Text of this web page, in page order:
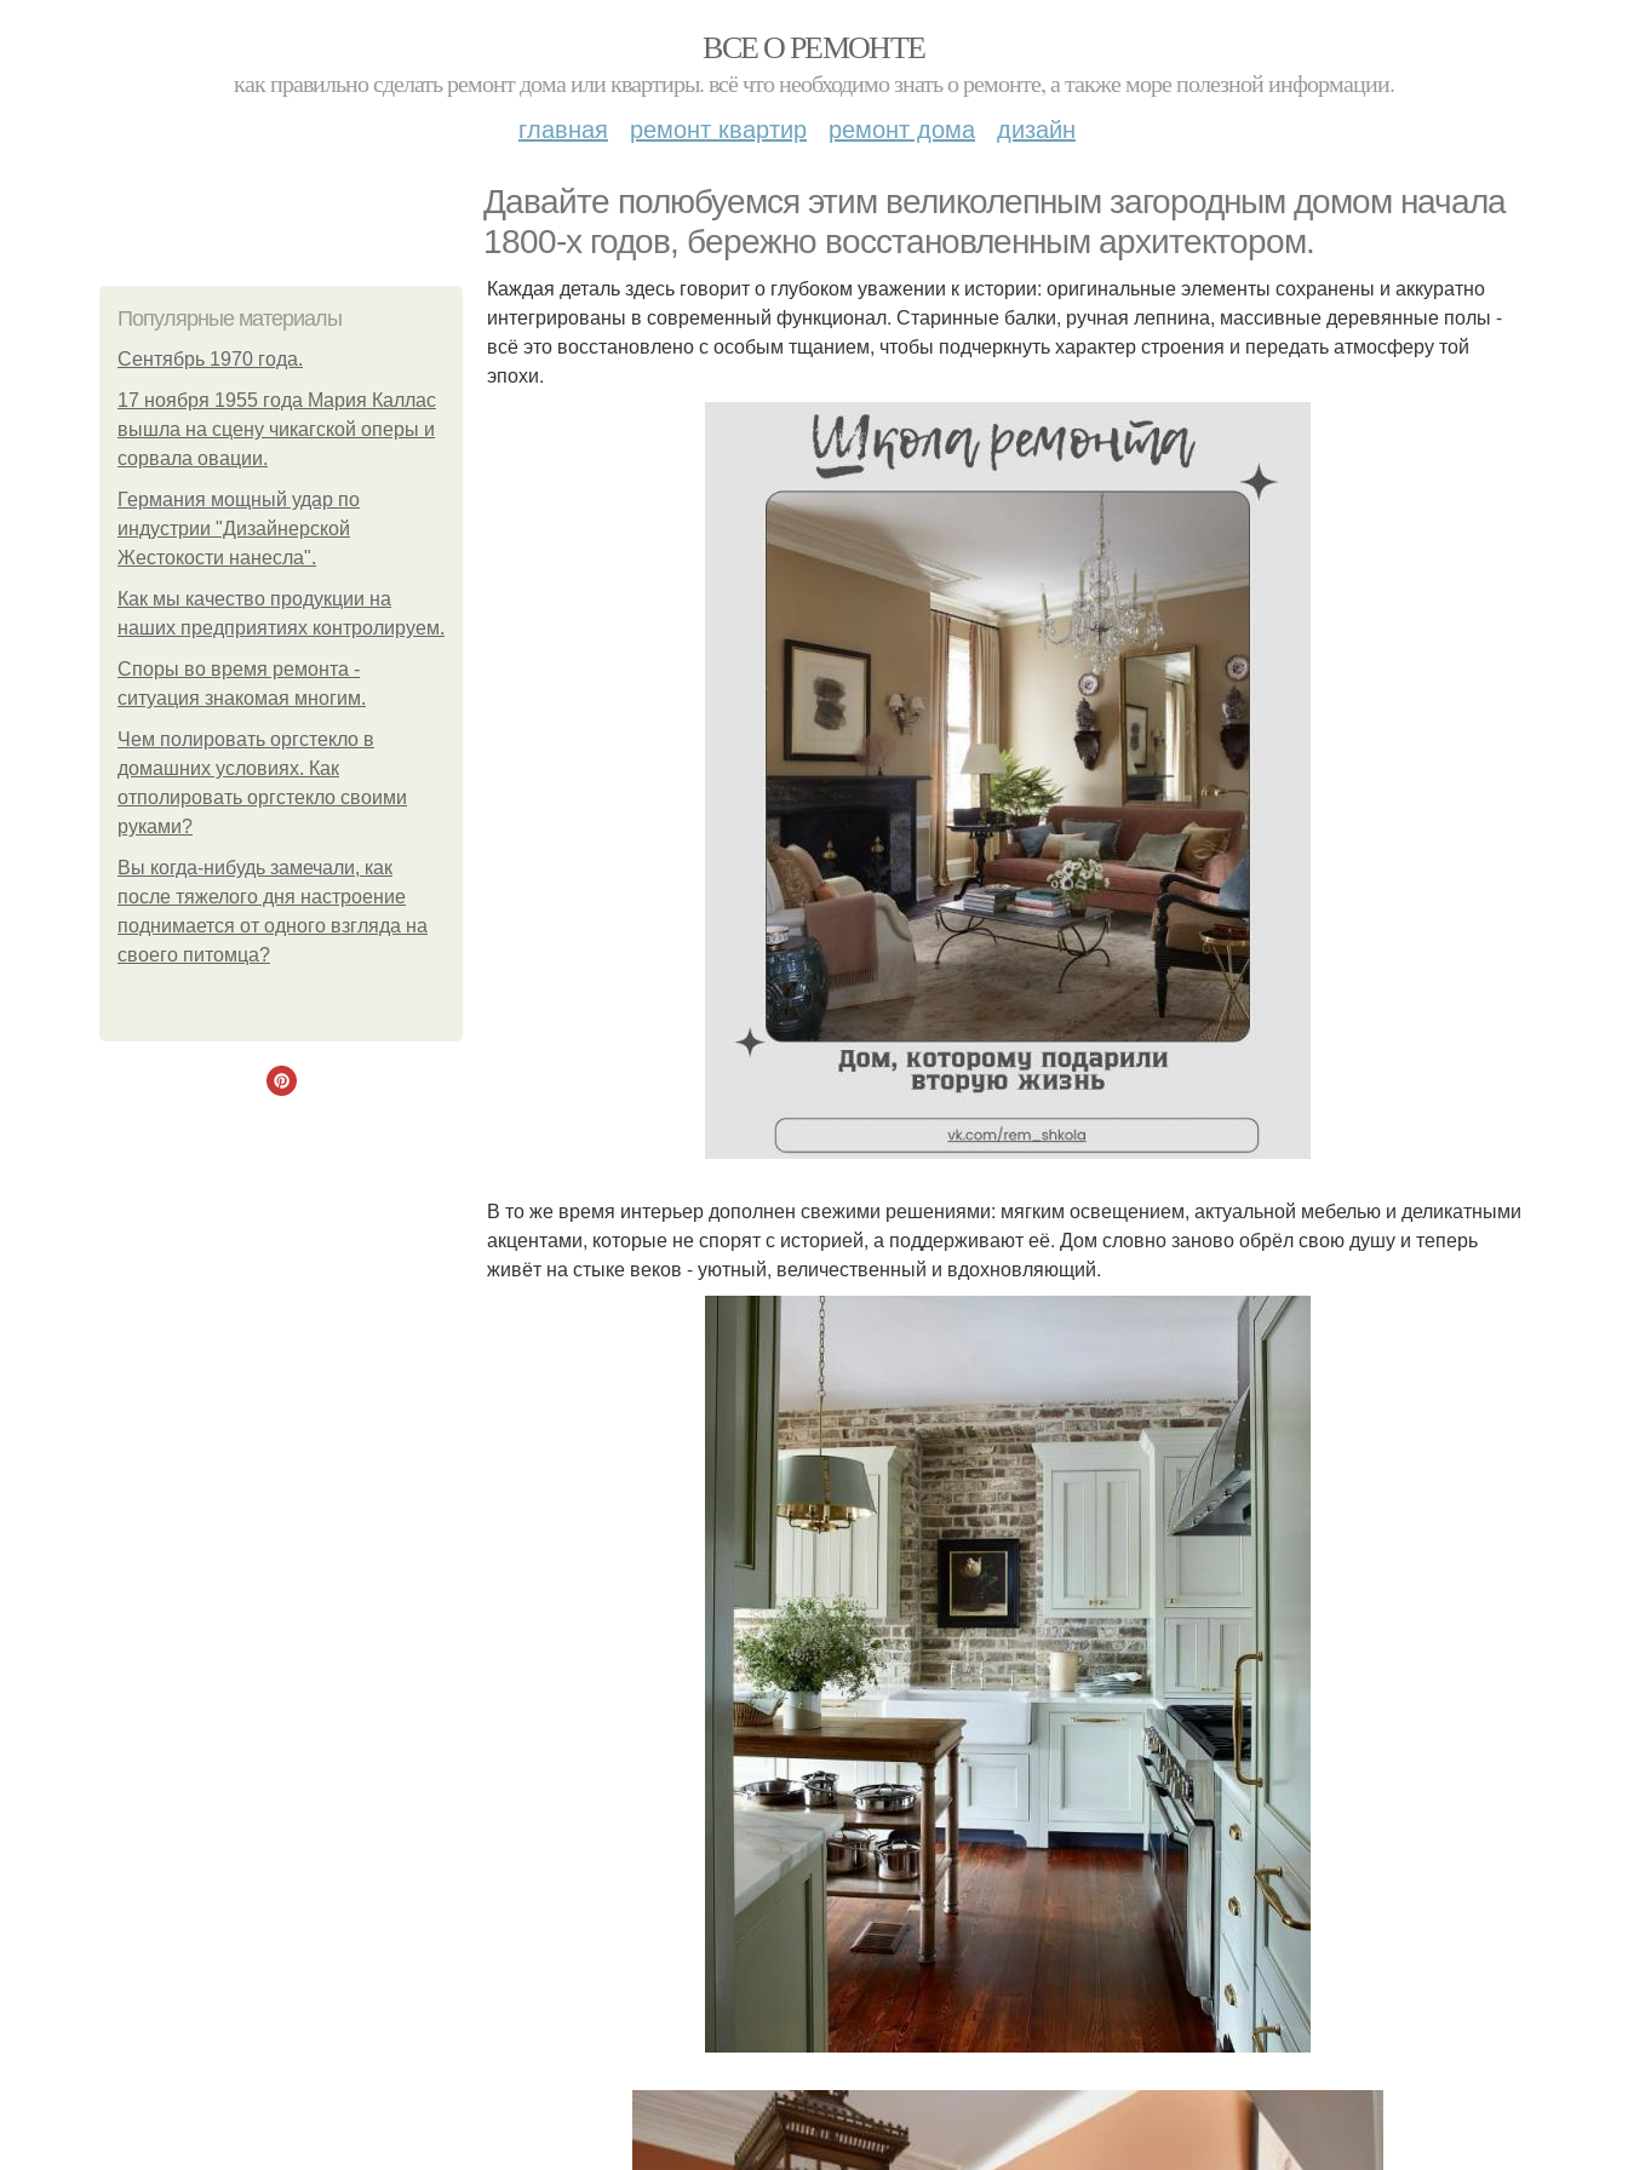
ВСЕ О РЕМОНТЕ
как правильно сделать ремонт дома или квартиры. всё что необходимо знать о ремонте, а также море полезной информации.
главная ремонт квартир ремонт дома дизайн
Давайте полюбуемся этим великолепным загородным домом начала
1800-х годов, бережно восстановленным архитектором.
Популярные материалы
Сентябрь 1970 года.
17 ноября 1955 года Мария Каллас
вышла на сцену чикагской оперы и
сорвала овации.
Германия мощный удар по
индустрии "Дизайнерской
Жестокости нанесла".
Как мы качество продукции на
наших предприятиях контролируем.
Споры во время ремонта -
ситуация знакомая многим.
Чем полировать оргстекло в
домашних условиях. Как
отполировать оргстекло своими
руками?
Вы когда-нибудь замечали, как
после тяжелого дня настроение
поднимается от одного взгляда на
своего питомца?
Каждая деталь здесь говорит о глубоком уважении к истории: оригинальные элементы сохранены и аккуратно
интегрированы в современный функционал. Старинные балки, ручная лепнина, массивные деревянные полы -
всё это восстановлено с особым тщанием, чтобы подчеркнуть характер строения и передать атмосферу той
эпохи.
В то же время интерьер дополнен свежими решениями: мягким освещением, актуальной мебелью и деликатными
акцентами, которые не спорят с историей, а поддерживают её. Дом словно заново обрёл свою душу и теперь
живёт на стыке веков - уютный, величественный и вдохновляющий.